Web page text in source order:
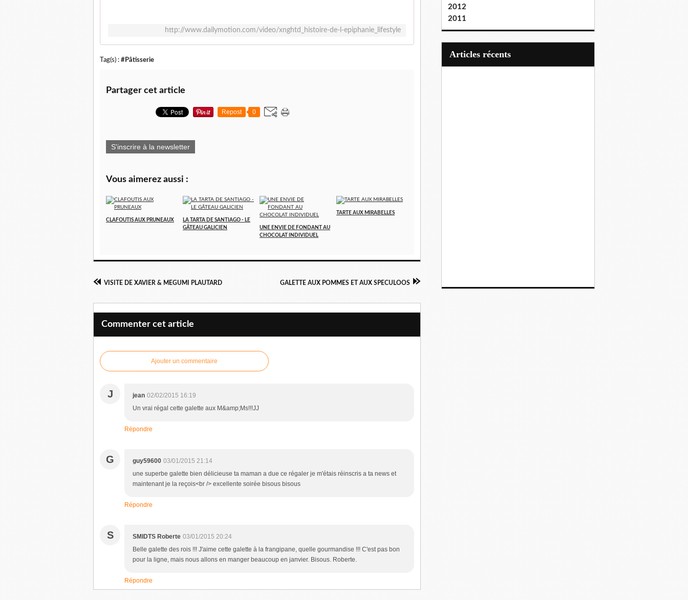
http://www.dailymotion.com/video/xnghtd_histoire-de-l-epiphanie_lifestyle
Tag(s) : #Pâtisserie
Partager cet article
Repost 0
S'inscrire à la newsletter
Vous aimerez aussi :
CLAFOUTIS AUX PRUNEAUX
LA TARTA DE SANTIAGO - LE
GÂTEAU GALICIEN
UNE ENVIE DE FONDANT AU
CHOCOLAT INDIVIDUEL
TARTE AUX MIRABELLES
VISITE DE XAVIER & MEGUMI PLAUTARD GALETTE AUX POMMES ET AUX SPECULOOS
Commenter cet article
Ajouter un commentaire
J jean 02/02/2015 16:19
Un vrai régal cette galette aux M&amp;Ms!!!JJ
Répondre
G guy59600 03/01/2015 21:14
une superbe galette bien délicieuse ta maman a due ce régaler je m'étais réinscris a ta news et
maintenant je la reçois<br /> excellente soirée bisous bisous
Répondre
S SMIDTS Roberte 03/01/2015 20:24
Belle galette des rois !!! J'aime cette galette à la frangipane, quelle gourmandise !!! C'est pas bon
pour la ligne, mais nous allons en manger beaucoup en janvier. Bisous. Roberte.
Répondre
2012
2011
articles récents